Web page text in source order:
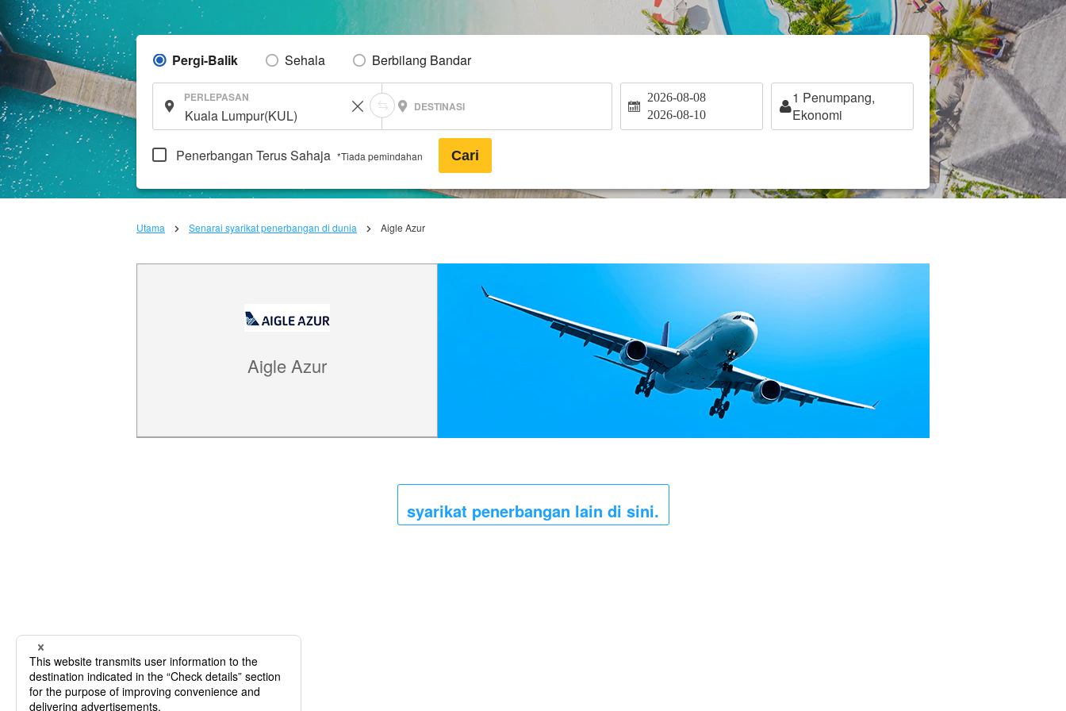
Pergi-Balik Sehala Berbilang Bandar
PERLEPASAN
DESTINASI
2026-08-08
2026-08-10
1 Penumpang,
Ekonomi
Penerbangan Terus Sahaja *Tiada pemindahan Cari
Utama Senarai syarikat penerbangan di dunia Aigle Azur
Aigle Azur
syarikat penerbangan lain di sini.